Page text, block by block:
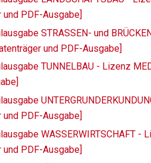
PDF-Ausgabe]
STRASSEN- und
und PDF-Ausgabe]
TUNNELBAU - Lizenz
PDF-Ausgabe]
WASSERWIRTSCHAFT -
PDF-Ausgabe]